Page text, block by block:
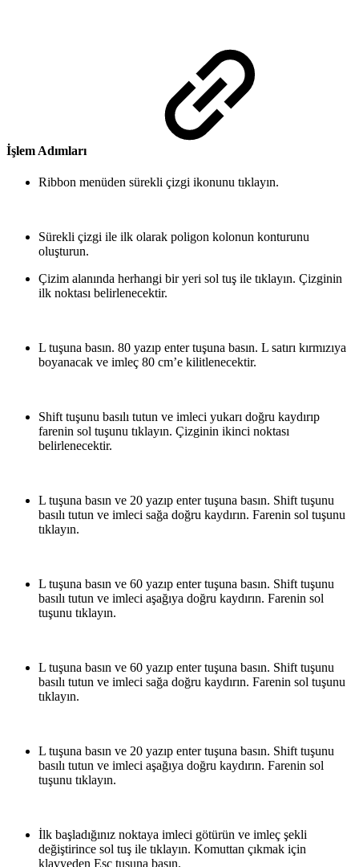
İşlem Adımları
Ribbon menüden sürekli çizgi ikonunu tıklayın.
Sürekli çizgi ile ilk olarak poligon kolonun konturunu
oluşturun.
Çizim alanında herhangi bir yeri sol tuş ile tıklayın. Çizginin
ilk noktası belirlenecektir.
L tuşuna basın. 80 yazıp enter tuşuna basın. L satırı kırmızıya
boyanacak ve imleç 80 cm’e kilitlenecektir.
Shift tuşunu basılı tutun ve imleci yukarı doğru kaydırıp
farenin sol tuşunu tıklayın. Çizginin ikinci noktası
belirlenecektir.
L tuşuna basın ve 20 yazıp enter tuşuna basın. Shift tuşunu
basılı tutun ve imleci sağa doğru kaydırın. Farenin sol tuşunu
tıklayın.
L tuşuna basın ve 60 yazıp enter tuşuna basın. Shift tuşunu
basılı tutun ve imleci aşağıya doğru kaydırın. Farenin sol
tuşunu tıklayın.
L tuşuna basın ve 60 yazıp enter tuşuna basın. Shift tuşunu
basılı tutun ve imleci sağa doğru kaydırın. Farenin sol tuşunu
tıklayın.
L tuşuna basın ve 20 yazıp enter tuşuna basın. Shift tuşunu
basılı tutun ve imleci aşağıya doğru kaydırın. Farenin sol
tuşunu tıklayın.
İlk başladığınız noktaya imleci götürün ve imleç şekli
değiştirince sol tuş ile tıklayın. Komuttan çıkmak için
klavyeden Esc tuşuna basın.